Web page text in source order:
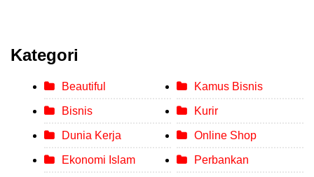
Kategori
Beautiful
Bisnis
Dunia Kerja
Ekonomi Islam
Kamus Bisnis
Kurir
Online Shop
Perbankan